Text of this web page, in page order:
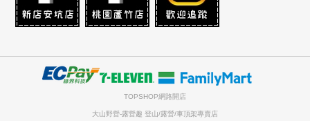
TOPSHOP網路開店
大山野營-露營趣 登山/露營/車頂架專賣店